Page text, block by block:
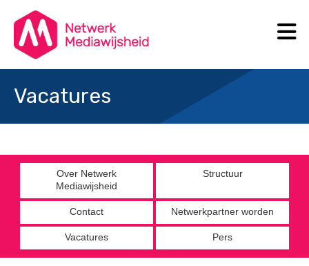
Vacatures
Over Netwerk
Mediawijsheid
Structuur
Contact Netwerkpartner worden
Vacatures Pers